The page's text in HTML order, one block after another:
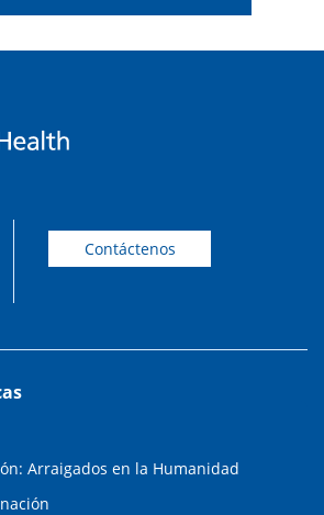
Contáctenos
Arraigados en la Humanidad